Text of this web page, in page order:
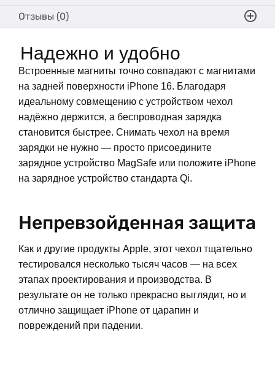
Отзывы (0)
Надежно и удобно
Встроенные магниты точно совпадают с магнитами
на задней поверхности iPhone 16. Благодаря
идеальному совмещению с устройством чехол
надёжно держится, а беспроводная зарядка
становится быстрее. Снимать чехол на время
зарядки не нужно — просто присоедините
зарядное устройство MagSafe или положите iPhone
на зарядное устройство стандарта Qi.
Непревзойденная защита
Как и другие продукты Apple, этот чехол тщательно
тестировался несколько тысяч часов — на всех
этапах проектирования и производства. В
результате он не только прекрасно выглядит, но и
отлично защищает iPhone от царапин и
повреждений при падении.